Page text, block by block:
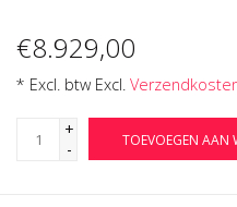
€8.929,00
* Excl. btw Excl.
+
-
TOEVOEGEN AAN